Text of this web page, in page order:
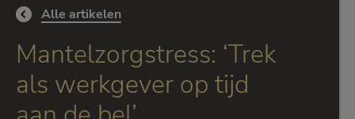
Ga terug naar
Alle artikelen
Mantelzorgstress: ‘Trek
als werkgever op tijd